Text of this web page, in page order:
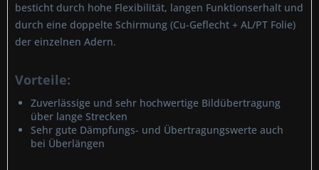
besticht durch hohe Flexibilität, langen Funktionserhalt und
durch eine doppelte Schirmung (Cu-Geflecht + AL/PT Folie)
der einzelnen Adern.
Vorteile:
Zuverlässige und sehr hochwertige Bildübertragung
über lange Strecken
Sehr gute Dämpfungs- und Übertragungswerte auch
bei Überlängen